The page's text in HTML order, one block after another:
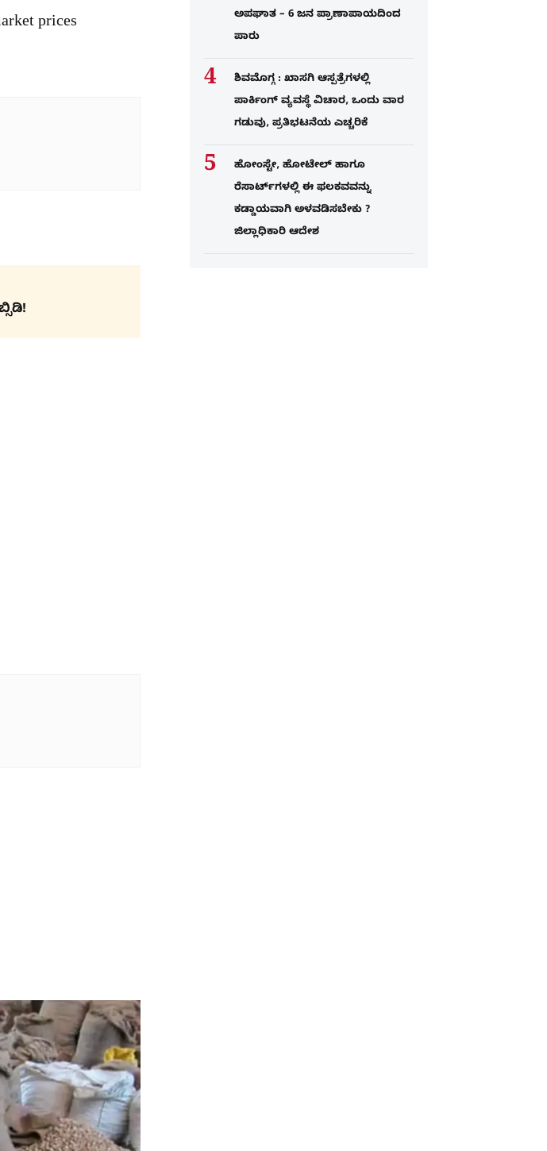
prices
ಅಪಘಾತ – 6 ಜನ ಪ್ರಾಣಾಪಾಯದಿಂದ
ಪಾರು
ಶಿವಮೊಗ್ಗ : ಖಾಸಗಿ ಆಸ್ಪತ್ರೆಗಳಲ್ಲಿ
ಪಾರ್ಕಿಂಗ್​ ವ್ಯವಸ್ಥೆ ವಿಚಾರ, ಒಂದು ವಾರ
ಗಡುವು, ಪ್ರತಿಭಟನೆಯ ಎಚ್ಚರಿಕೆ
ಹೋಂಸ್ಟೇ, ಹೋಟೇಲ್ ಹಾಗೂ
ರೆಸಾರ್ಟ್‌ಗಳಲ್ಲಿ ಈ ಫಲಕವವನ್ನು
ಕಡ್ಡಾಯವಾಗಿ ಅಳವಡಿಸಬೇಕು ?
ಜಿಲ್ಲಾಧಿಕಾರಿ ಆದೇಶ